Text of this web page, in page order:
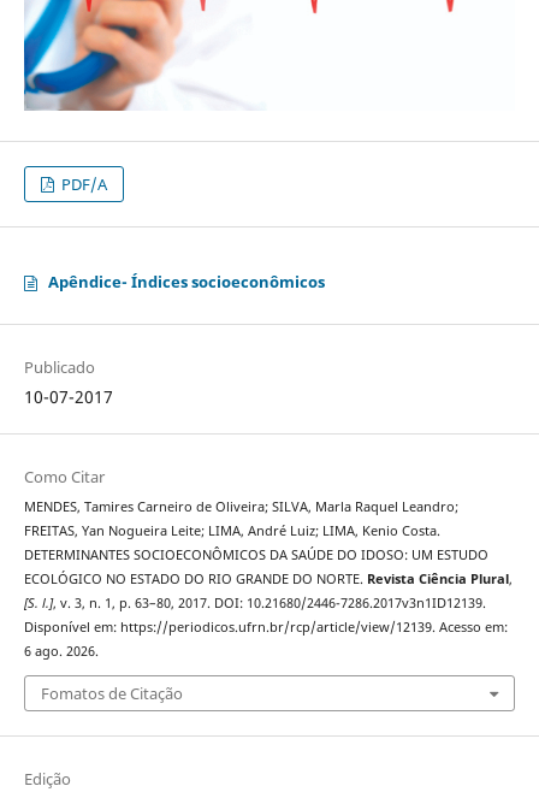
PDF/A
Apêndice- Índices socioeconômicos
Publicado
10-07-2017
Como Citar
MENDES, Tamires Carneiro de Oliveira; SILVA, Marla Raquel Leandro;
FREITAS, Yan Nogueira Leite; LIMA, André Luiz; LIMA, Kenio Costa.
DETERMINANTES SOCIOECONÔMICOS DA SAÚDE DO IDOSO: UM ESTUDO
ECOLÓGICO NO ESTADO DO RIO GRANDE DO NORTE. Revista Ciência Plural,
[S. l.], v. 3, n. 1, p. 63–80, 2017. DOI: 10.21680/2446-7286.2017v3n1ID12139.
Disponível em: https://periodicos.ufrn.br/rcp/article/view/12139. Acesso em:
6 ago. 2026.
Fomatos de Citação
Edição